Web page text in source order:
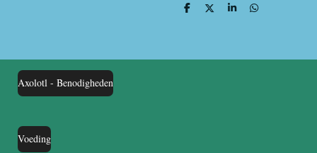
D
D
S
D
Axolotl - Benodigheden
Voeding